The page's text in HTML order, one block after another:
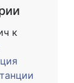
к